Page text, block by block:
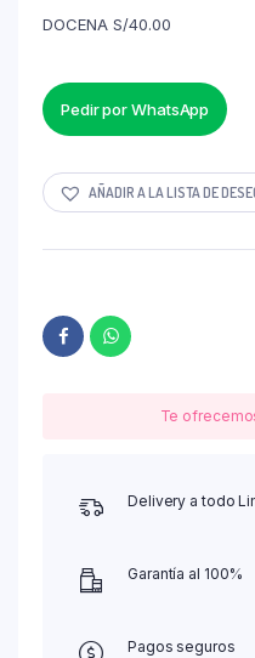
DOCENA S/40.00
Pedir por WhatsApp
AÑADIR A LA LISTA DE
Te
Delivery a todo
Garantía al 100%
Pagos seguros